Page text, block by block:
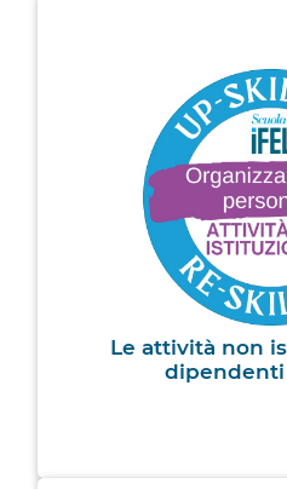
Le attività non